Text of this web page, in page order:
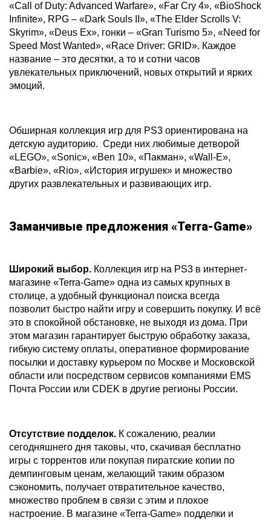
«Call of Duty: Advanced Warfare», «Far Cry 4», «BioShock
Infinite», RPG – «Dark Souls II», «The Elder Scrolls V:
Skyrim», «Deus Ex», гонки – «Gran Turismo 5», «Need for
Speed Most Wanted», «Race Driver: GRID». Каждое
название – это десятки, а то и сотни часов
увлекательных приключений, новых открытий и ярких
эмоций.
Обширная коллекция игр для PS3 ориентирована на
детскую аудиторию. Среди них любимые детворой
«LEGO», «Sonic», «Ben 10», «Пакман», «Wall-E»,
«Barbie», «Rio», «История игрушек» и множество
других развлекательных и развивающих игр.
Заманчивые предложения «Terra-Game»
Широкий выбор. Коллекция игр на PS3 в интернет-
магазине «Terra-Game» одна из самых крупных в
столице, а удобный функционал поиска всегда
позволит быстро найти игру и совершить покупку. И всё
это в спокойной обстановке, не выходя из дома. При
этом магазин гарантирует быструю обработку заказа,
гибкую систему оплаты, оперативное формирование
посылки и доставку курьером по Москве и Московской
области или посредством сервисов компаниями EMS
Почта России или CDEK в другие регионы России.
Отсутствие подделок. К сожалению, реалии
сегодняшнего дня таковы, что, скачивая бесплатно
игры с торрентов или покупая пиратские копии по
демпинговым ценам, желающий таким образом
сэкономить, получает отвратительное качество,
множество проблем в связи с этим и плохое
настроение. В магазине «Terra-Game» подделки и